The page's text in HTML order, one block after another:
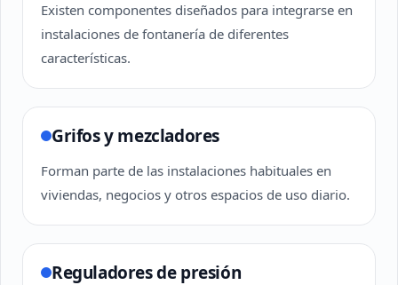
Existen componentes diseñados para integrarse en
instalaciones de fontanería de diferentes
características.
Grifos y mezcladores
Forman parte de las instalaciones habituales en
viviendas, negocios y otros espacios de uso diario.
Reguladores de presión